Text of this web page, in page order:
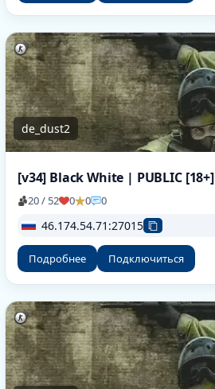
de_dust2
[v34] Black White | PUBLIC [18+]
20 / 52 0 0 0
46.174.54.71:27015
Подробнее Подключиться